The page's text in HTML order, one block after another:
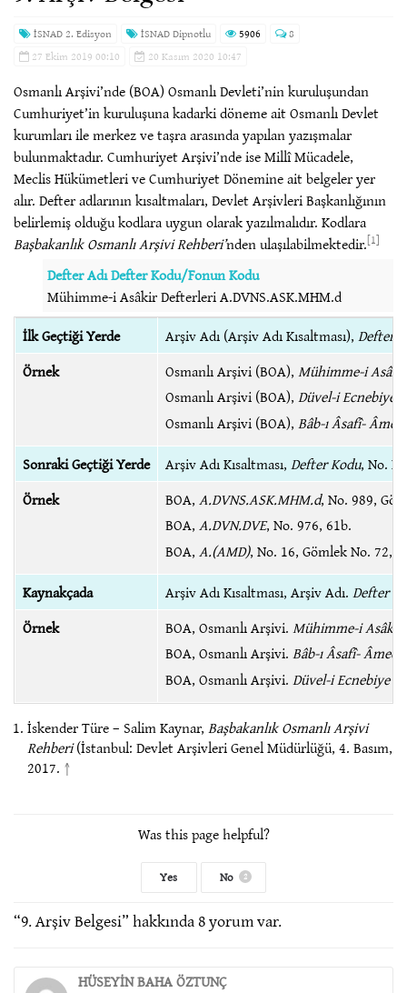
İSNAD 2. Edisyon İSNAD Dipnotlu 5906
8
27 Ekim 2019 00:10
20 Kasım 2020 10:47
Osmanlı Arşivi’nde (BOA) Osmanlı Devleti’nin kuruluşundan
Cumhuriyet’in kuruluşuna kadarki döneme ait Osmanlı Devlet
kurumları ile merkez ve taşra arasında yapılan yazışmalar
bulunmaktadır. Cumhuriyet Arşivi’nde ise Millî Mücadele,
Meclis Hükümetleri ve Cumhuriyet Dönemine ait belgeler yer
alır. Defter adlarının kısaltmaları, Devlet Arşivleri Başkanlığının
belirlemiş olduğu kodlara uygun olarak yazılmalıdır. Kodlara
Başbakanlık Osmanlı Arşivi Rehberi’nden ulaşılabilmektedir.[1]
Defter Adı Defter Kodu/Fonun Kodu
Mühimme-i Asâkir Defterleri A.DVNS.ASK.MHM.d
İlk Geçtiği Yerde
Arşiv Adı (Arşiv Adı Kısaltması), Defter
Örnek
Osmanlı Arşivi (BOA), Mühimme-i
Osmanlı Arşivi (BOA), Düvel-i Ecnebiye
Osmanlı Arşivi (BOA), Bâb-ı Âsafî-
Sonraki Geçtiği Yerde
Arşiv Adı Kısaltması, Defter Kodu, No.
Örnek
BOA, A.DVNS.ASK.MHM.d, No. 989,
BOA, A.DVN.DVE, No. 976, 61b.
BOA, A.(AMD), No. 16, Gömlek No. 72,
Kaynakçada
Arşiv Adı Kısaltması, Arşiv Adı. Defter
Örnek
BOA, Osmanlı Arşivi. Mühimme-i Asâkir
BOA, Osmanlı Arşivi. Bâb-ı Âsafî-
BOA, Osmanlı Arşivi. Düvel-i Ecnebiye
İskender Türe – Salim Kaynar, Başbakanlık Osmanlı Arşivi
Rehberi(İstanbul: Devlet Arşivleri Genel Müdürlüğü, 4. Basım,
2017. ↑
Was this page helpful?
Yes No 2
“9. Arşiv Belgesi” hakkında 8 yorum var.
HÜSEYİN BAHA ÖZTUNÇ